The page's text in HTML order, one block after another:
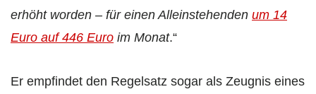
erhöht worden – für einen Alleinstehenden um 14
Euro auf 446 Euro im Monat.“
Er empfindet den Regelsatz sogar als Zeugnis eines